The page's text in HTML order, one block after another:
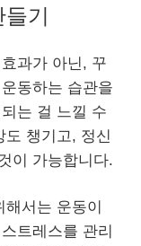
기
과가 아닌, 꾸
동하는 습관을
는 걸 느낄 수
챙기고, 정신
이 가능합니다.
서는 운동이
트레스를 관리